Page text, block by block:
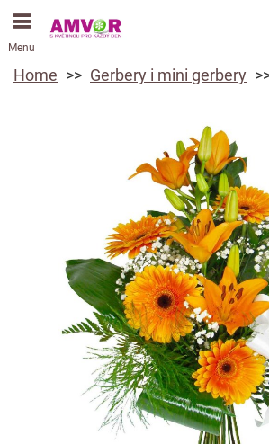
Menu
Home Gerbery i mini gerbery